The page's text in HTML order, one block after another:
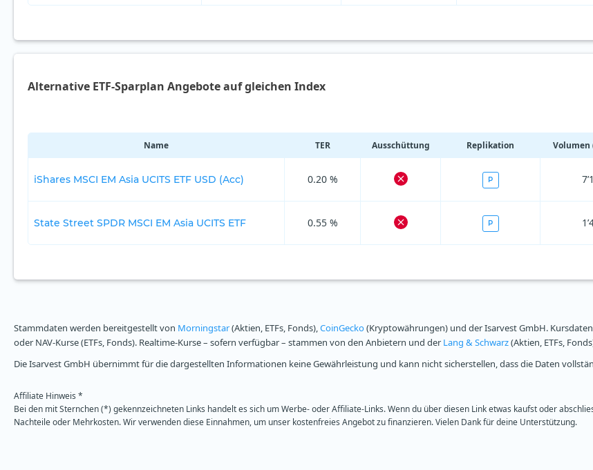
Alternative ETF-Sparplan Angebote auf gleichen Index
Name TER Ausschüttung Replikation Volumen
iShares MSCI EM Asia UCITS ETF USD (Acc) 0.20 % P
State Street SPDR MSCI EM Asia UCITS ETF 0.55 % P
Stammdaten werden bereitgestellt von Morningstar(Aktien, ETFs, Fonds),CoinGecko(Kryptowährungen) und der Isarvest GmbH.
oder NAV-Kurse (ETFs, Fonds). Realtime-Kurse – sofern verfügbar – stammen von den Anbietern und der Lang & Schwarz(Aktien, ETFs,
Die Isarvest GmbH übernimmt für die dargestellten Informationen keine Gewährleistung und kann nicht sicherstellen, dass die Daten
Affiliate Hinweis *
Bei den mit Sternchen (*) gekennzeichneten Links handelt es sich um Werbe- oder Affiliate-Links. Wenn du über diesen Link etwas kaufst oder
Nachteile oder Mehrkosten. Wir verwenden diese Einnahmen, um unser kostenfreies Angebot zu finanzieren. Vielen Dank für deine Unterstützung.